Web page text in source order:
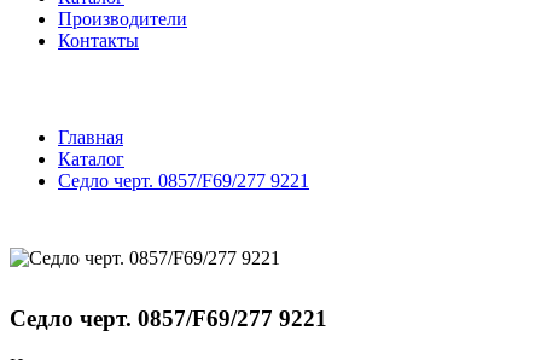
Производители
Контакты
Главная
Каталог
Седло черт. 0857/F69/277 9221
Седло черт. 0857/F69/277 9221